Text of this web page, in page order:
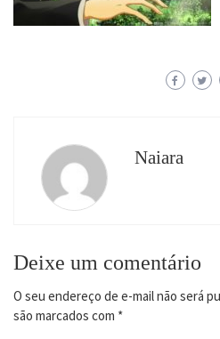
Naiara
Deixe um comentário
O seu endereço de e-mail não será
são marcados com *